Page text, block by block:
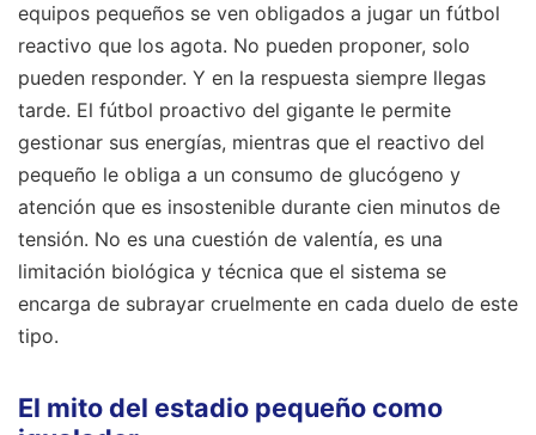
equipos pequeños se ven obligados a jugar un fútbol
reactivo que los agota. No pueden proponer, solo
pueden responder. Y en la respuesta siempre llegas
tarde. El fútbol proactivo del gigante le permite
gestionar sus energías, mientras que el reactivo del
pequeño le obliga a un consumo de glucógeno y
atención que es insostenible durante cien minutos de
tensión. No es una cuestión de valentía, es una
limitación biológica y técnica que el sistema se
encarga de subrayar cruelmente en cada duelo de este
tipo.
El mito del estadio pequeño como